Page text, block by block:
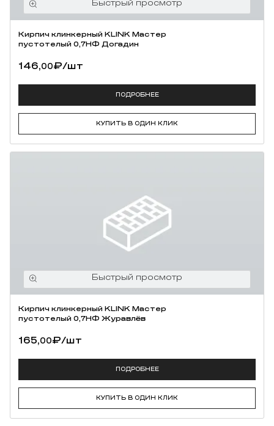
Кирпич клинкерный KLINK Мастер
пустотелый 0,7НФ Догадин
146,00₽/шт
ПОДРОБНЕЕ
КУПИТЬ В ОДИН КЛИК
Кирпич клинкерный KLINK Мастер
пустотелый 0,7НФ Журавлёв
165,00₽/шт
ПОДРОБНЕЕ
КУПИТЬ В ОДИН КЛИК